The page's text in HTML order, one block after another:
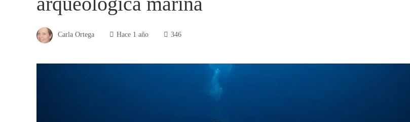
Carla Ortega Hace 1 año 346